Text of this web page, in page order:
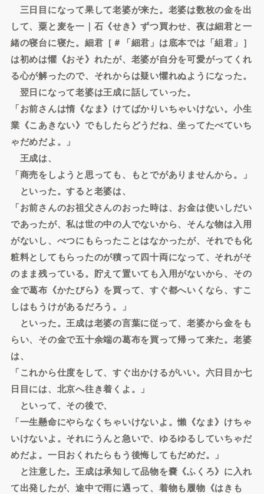
三日目になって果して老婆が来た。老婆は数枚の金を出
して、粟と麦を一｜石《せき》ずつ買わせ、夜は細君と一
緒の寝台に寝た。細君［＃「細君」は底本では「組君」］
は初めは懼《おそ》れたが、老婆が自分を可愛がってくれ
る心が解ったので、それからは疑い懼れぬようになった。
翌日になって老婆は王成に話していった。
「お前さんは惰《なま》けてばかりいちゃいけない。小生
業《こあきない》でもしたらどうだね、坐ってたべていち
ゃだめだよ。」
王成は、
「商売をしようと思っても、もとでがありませんから。」
といった。すると老婆は、
「お前さんのお祖父さんのおった時は、お金は使いしだい
であったが、私は世の中の人でないから、そんな物は入用
がないし、べつにもらったことはなかったが、それでも化
粧料としてもらったのが積って四十両になって、それがそ
のまま残っている。貯えて置いても入用がないから、その
金で葛布《かたびら》を買って、すぐ都へいくなら、すこ
しはもうけがあるだろう。」
といった。王成は老婆の言葉に従って、老婆から金をも
らい、その金で五十余端の葛布を買って帰って来た。老婆
は、
「これから仕度をして、すぐ出かけるがいい。六日目か七
日目には、北京へ往き着くよ。」
といって、その後で、
「一生懸命にやらなくちゃいけないよ。懶《なま》けちゃ
いけないよ。それにうんと急いで、ゆるゆるしていちゃだ
めだよ。一日おくれたらもう後悔してもだめだ。」
と注意した。王成は承知して品物を嚢《ふくろ》に入れ
て出発したが、途中で雨に遇って、着物も履物《はきも